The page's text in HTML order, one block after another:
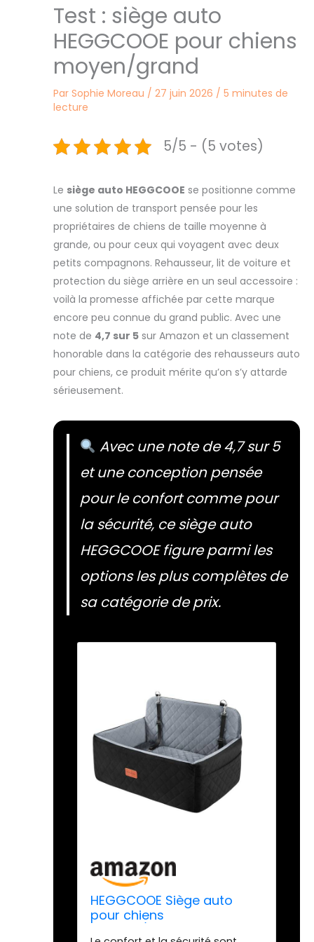
Test : siège auto
HEGGCOOE pour chiens
moyen/grand
Par Sophie Moreau / 27 juin 2026 / 5 minutes de
lecture
5/5 - (5 votes)
Le siège auto HEGGCOOE se positionne comme
une solution de transport pensée pour les
propriétaires de chiens de taille moyenne à
grande, ou pour ceux qui voyagent avec deux
petits compagnons. Rehausseur, lit de voiture et
protection du siège arrière en un seul accessoire :
voilà la promesse affichée par cette marque
encore peu connue du grand public. Avec une
note de 4,7 sur 5 sur Amazon et un classement
honorable dans la catégorie des rehausseurs auto
pour chiens, ce produit mérite qu’on s’y attarde
sérieusement.
Avec une note de 4,7 sur 5
et une conception pensée
pour le confort comme pour
la sécurité, ce siège auto
HEGGCOOE figure parmi les
options les plus complètes de
sa catégorie de prix.
HEGGCOOE Siège auto
pour chiens